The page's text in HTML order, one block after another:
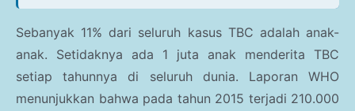
Sebanyak 11% dari seluruh kasus TBC adalah anak-
anak. Setidaknya ada 1 juta anak menderita TBC
setiap tahunnya di seluruh dunia. Laporan WHO
menunjukkan bahwa pada tahun 2015 terjadi 210.000